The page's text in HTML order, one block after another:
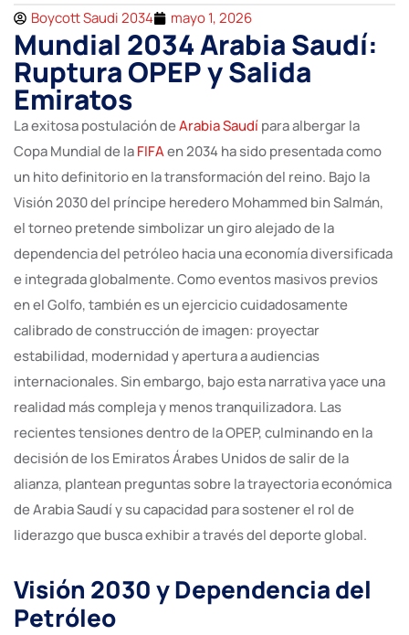
Boycott Saudi 2034 mayo 1, 2026
Mundial 2034 Arabia Saudí:
Ruptura OPEP y Salida
Emiratos
La exitosa postulación deArabia Saudípara albergar la
Copa Mundial de laFIFAen 2034 ha sido presentada como
un hito definitorio en la transformación del reino. Bajo la
Visión 2030 del príncipe heredero Mohammed bin Salmán,
el torneo pretende simbolizar un giro alejado de la
dependencia del petróleo hacia una economía diversificada
e integrada globalmente. Como eventos masivos previos
en el Golfo, también es un ejercicio cuidadosamente
calibrado de construcción de imagen: proyectar
estabilidad, modernidad y apertura a audiencias
internacionales. Sin embargo, bajo esta narrativa yace una
realidad más compleja y menos tranquilizadora. Las
recientes tensiones dentro de la OPEP, culminando en la
decisión de los Emiratos Árabes Unidos de salir de la
alianza, plantean preguntas sobre la trayectoria económica
de Arabia Saudí y su capacidad para sostener el rol de
liderazgo que busca exhibir a través del deporte global.
Visión 2030 y Dependencia del
Petróleo